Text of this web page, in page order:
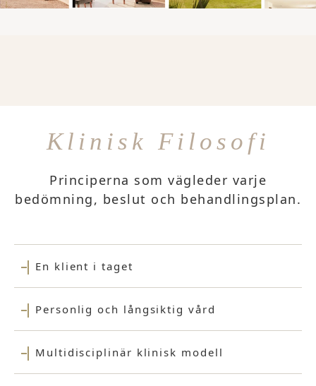
Klinisk Filosofi
Principerna som vägleder varje
bedömning, beslut och behandlingsplan.
En klient i taget
Personlig och långsiktig vård
Multidisciplinär klinisk modell